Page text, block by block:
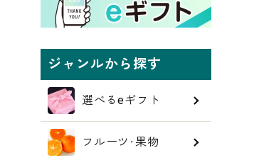
ジャンルから探す
選べるeギフト
フルーツ・果物